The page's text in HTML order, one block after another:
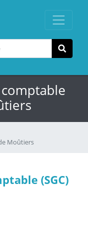
Moûtiers
(SGC)